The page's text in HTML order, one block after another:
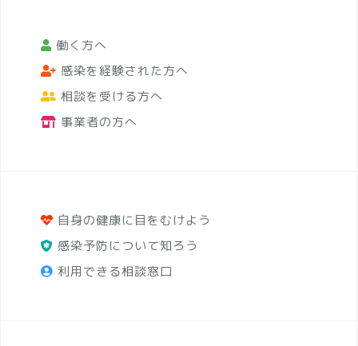
働く方へ
感染を経験された方へ
相談を受ける方へ
事業者の方へ
自身の健康に目をむけよう
感染予防について知ろう
利用できる相談窓口